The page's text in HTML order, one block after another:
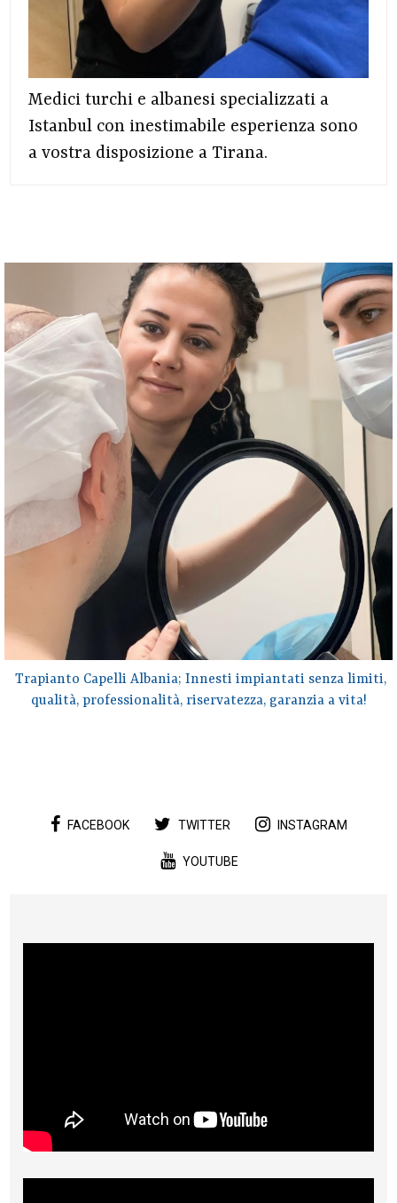
Medici turchi e albanesi specializzati a
Istanbul con inestimabile esperienza sono
a vostra disposizione a Tirana.
Trapianto Capelli Albania; Innesti impiantati senza limiti,
qualità, professionalità, riservatezza, garanzia a vita!
FACEBOOK TWITTER INSTAGRAM
YOUTUBE